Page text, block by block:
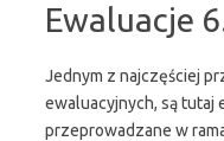
Ewaluacje
Jednym z najczęściej
ewaluacyjnych, są tutaj
przeprowadzane w